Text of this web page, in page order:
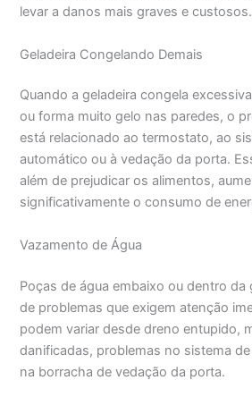
levar a danos mais graves e custosos.
Geladeira Congelando Demais
Quando a geladeira congela
ou forma muito gelo nas paredes, o
está relacionado ao termostato, ao
automático ou à vedação da porta.
além de prejudicar os alimentos,
significativamente o consumo de
Vazamento de Água
Poças de água embaixo ou dentro da
de problemas que exigem atenção
podem variar desde dreno entupido,
danificadas, problemas no sistema
na borracha de vedação da porta.